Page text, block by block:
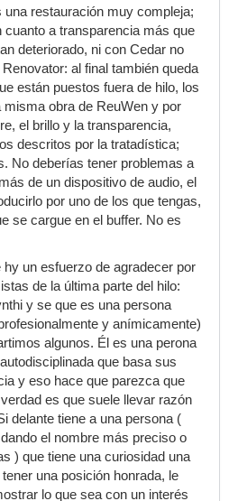
por comprenderse y el
Ojalá todas las
así.
una restauración muy compleja;
cuanto a transparencia más que
deteriorado, ni con Cedar no
al final también queda
están puestos fuera de hilo, los
misma obra de ReuWen y por
el brillo y la transparencia,
descritos por la tratadística;
No deberías tener problemas a
de un dispositivo de audio, el
por uno de los que tengas,
se cargue en el buffer. No es
hy un esfuerzo de agradecer por
de la última parte del hilo:
y se que es una persona
y anímicamente)
algunos. Él es una perona
que basa sus
y eso hace que parezca que
es que suele llevar razón
delante tiene a una persona (
el nombre más preciso o
) que tiene una curiosidad una
una posición honrada, le
lo que sea con un interés